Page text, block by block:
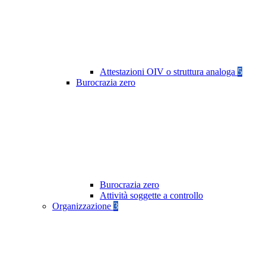
Attestazioni OIV o struttura analoga 5
Burocrazia zero
Burocrazia zero
Attività soggette a controllo
Organizzazione 3